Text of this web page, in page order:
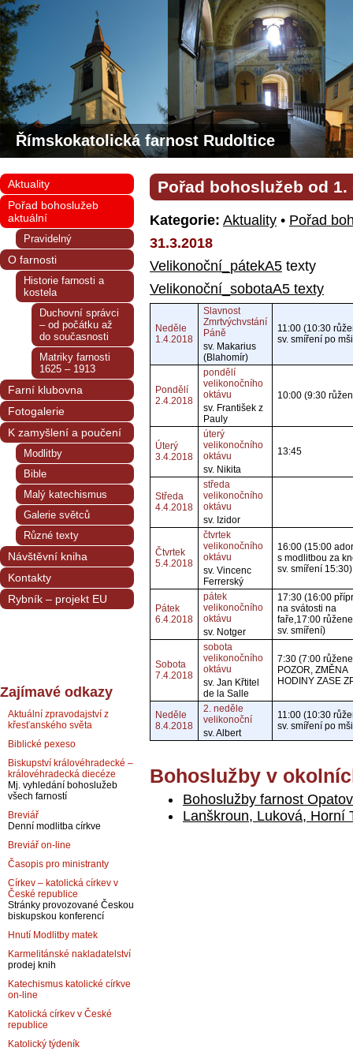
Římskokatolická farnost Rudoltice
Pořad bohoslužeb od 1.
Kategorie: Aktuality • Pořad
31.3.2018
Velikonoční_pátekA5 texty
Velikonoční_sobotaA5 texty
Neděle
1.4.2018
Slavnost
Zmrtvýchvstání
Páně
sv. Makarius
(Blahomír)
11:00 (10:30
sv. smíření po
Pondělí
2.4.2018
pondělí
velikonočního
oktávu
sv. František z
Pauly
10:00 (9:30
Úterý
3.4.2018
úterý
velikonočního
oktávu
sv. Nikita
13:45
Středa
4.4.2018
středa
velikonočního
oktávu
sv. Izidor
Čtvrtek
5.4.2018
čtvrtek
velikonočního
oktávu
sv. Vincenc
Ferrerský
16:00 (15:00
s modlitbou za
sv. smíření 15:30)
Pátek
6.4.2018
pátek
velikonočního
oktávu
sv. Notger
17:30 (16:00
na svátosti na
faře,17:00
sv. smíření)
Sobota
7.4.2018
sobota
velikonočního
oktávu
sv. Jan Křtitel
de la Salle
7:30 (7:00
POZOR, ZMĚNA
HODINY ZASE
Neděle
8.4.2018
2. neděle
velikonoční
sv. Albert
11:00 (10:30
sv. smíření po
Bohoslužby v
Bohoslužby farnost Opatov
Lanškroun, Luková, Horní
Aktuality
Pořad bohoslužeb
aktuální
Pravidelný
O farnosti
Historie farnosti a
kostela
Duchovní správci
– od počátku až
do současnosti
Matriky farnosti
1625 – 1913
Farní klubovna
Fotogalerie
K zamyšlení a poučení
Modlitby
Bible
Malý katechismus
Galerie světců
Různé texty
Návštěvní kniha
Kontakty
Rybník – projekt EU
Zajímavé odkazy
Aktuální zpravodajství z
křesťanského světa
Biblické pexeso
Biskupství královéhradecké –
královéhradecká diecéze
Mj. vyhledání bohoslužeb
všech farností
Breviář
Denní modlitba církve
Breviář on-line
Časopis pro ministranty
Církev – katolická církev v
České republice
Stránky provozované Českou
biskupskou konferencí
Hnutí Modlitby matek
Karmelitánské nakladatelství
prodej knih
Katechismus katolické církve
on-line
Katolická církev v České
republice
Katolický týdeník